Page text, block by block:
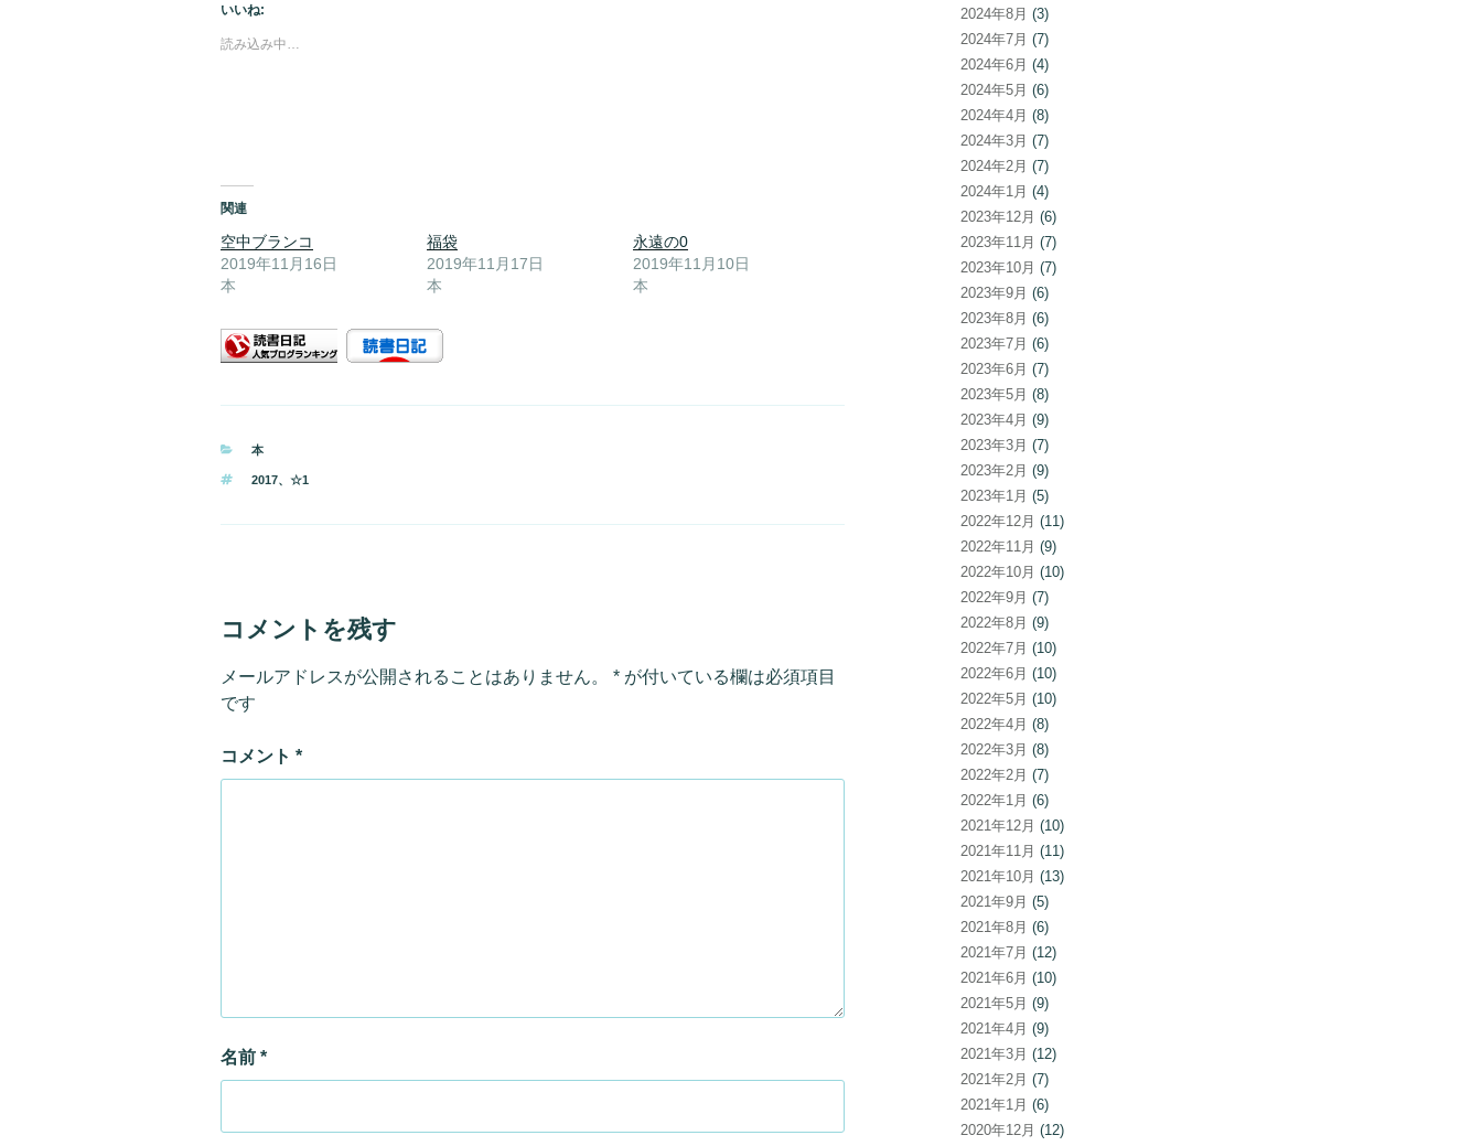
いいね:
読み込み中…
関連
空中ブランコ
2019年11月16日
本
福袋
2019年11月17日
本
永遠の0
2019年11月10日
本
カ
ゴ
本
タ
2017、 ☆1
コメントを残す
メールアドレスが公開されることはありません。 * が付いている欄は必須項目
です
コメント *
名前 *
2024年8月 (3)
2024年7月 (7)
2024年6月 (4)
2024年5月 (6)
2024年4月 (8)
2024年3月 (7)
2024年2月 (7)
2024年1月 (4)
2023年12月 (6)
2023年11月 (7)
2023年10月 (7)
2023年9月 (6)
2023年8月 (6)
2023年7月 (6)
2023年6月 (7)
2023年5月 (8)
2023年4月 (9)
2023年3月 (7)
2023年2月 (9)
2023年1月 (5)
2022年12月 (11)
2022年11月 (9)
2022年10月 (10)
2022年9月 (7)
2022年8月 (9)
2022年7月 (10)
2022年6月 (10)
2022年5月 (10)
2022年4月 (8)
2022年3月 (8)
2022年2月 (7)
2022年1月 (6)
2021年12月 (10)
2021年11月 (11)
2021年10月 (13)
2021年9月 (5)
2021年8月 (6)
2021年7月 (12)
2021年6月 (10)
2021年5月 (9)
2021年4月 (9)
2021年3月 (12)
2021年2月 (7)
2021年1月 (6)
2020年12月 (12)